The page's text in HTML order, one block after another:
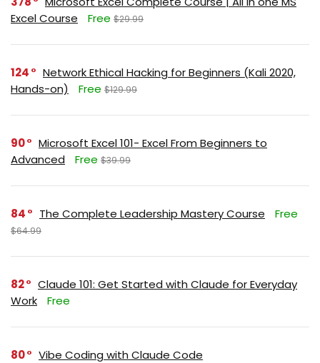
Excel Course
Free $29.99
124
Network Ethical Hacking for Beginners (Kali 2020,
Hands-on)
Free $129.99
90
Microsoft Excel 101- Excel From Beginners to
Advanced
Free $39.99
84 The Complete Leadership Mastery Course Free
$64.99
82
Claude 101: Get Started with Claude for Everyday
Work
Free
80 Vibe Coding with Claude Code